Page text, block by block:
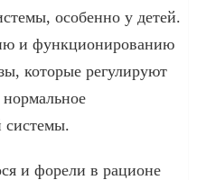
особенно у детей.
и функционированию
которые регулируют
системы.
и форели в рационе